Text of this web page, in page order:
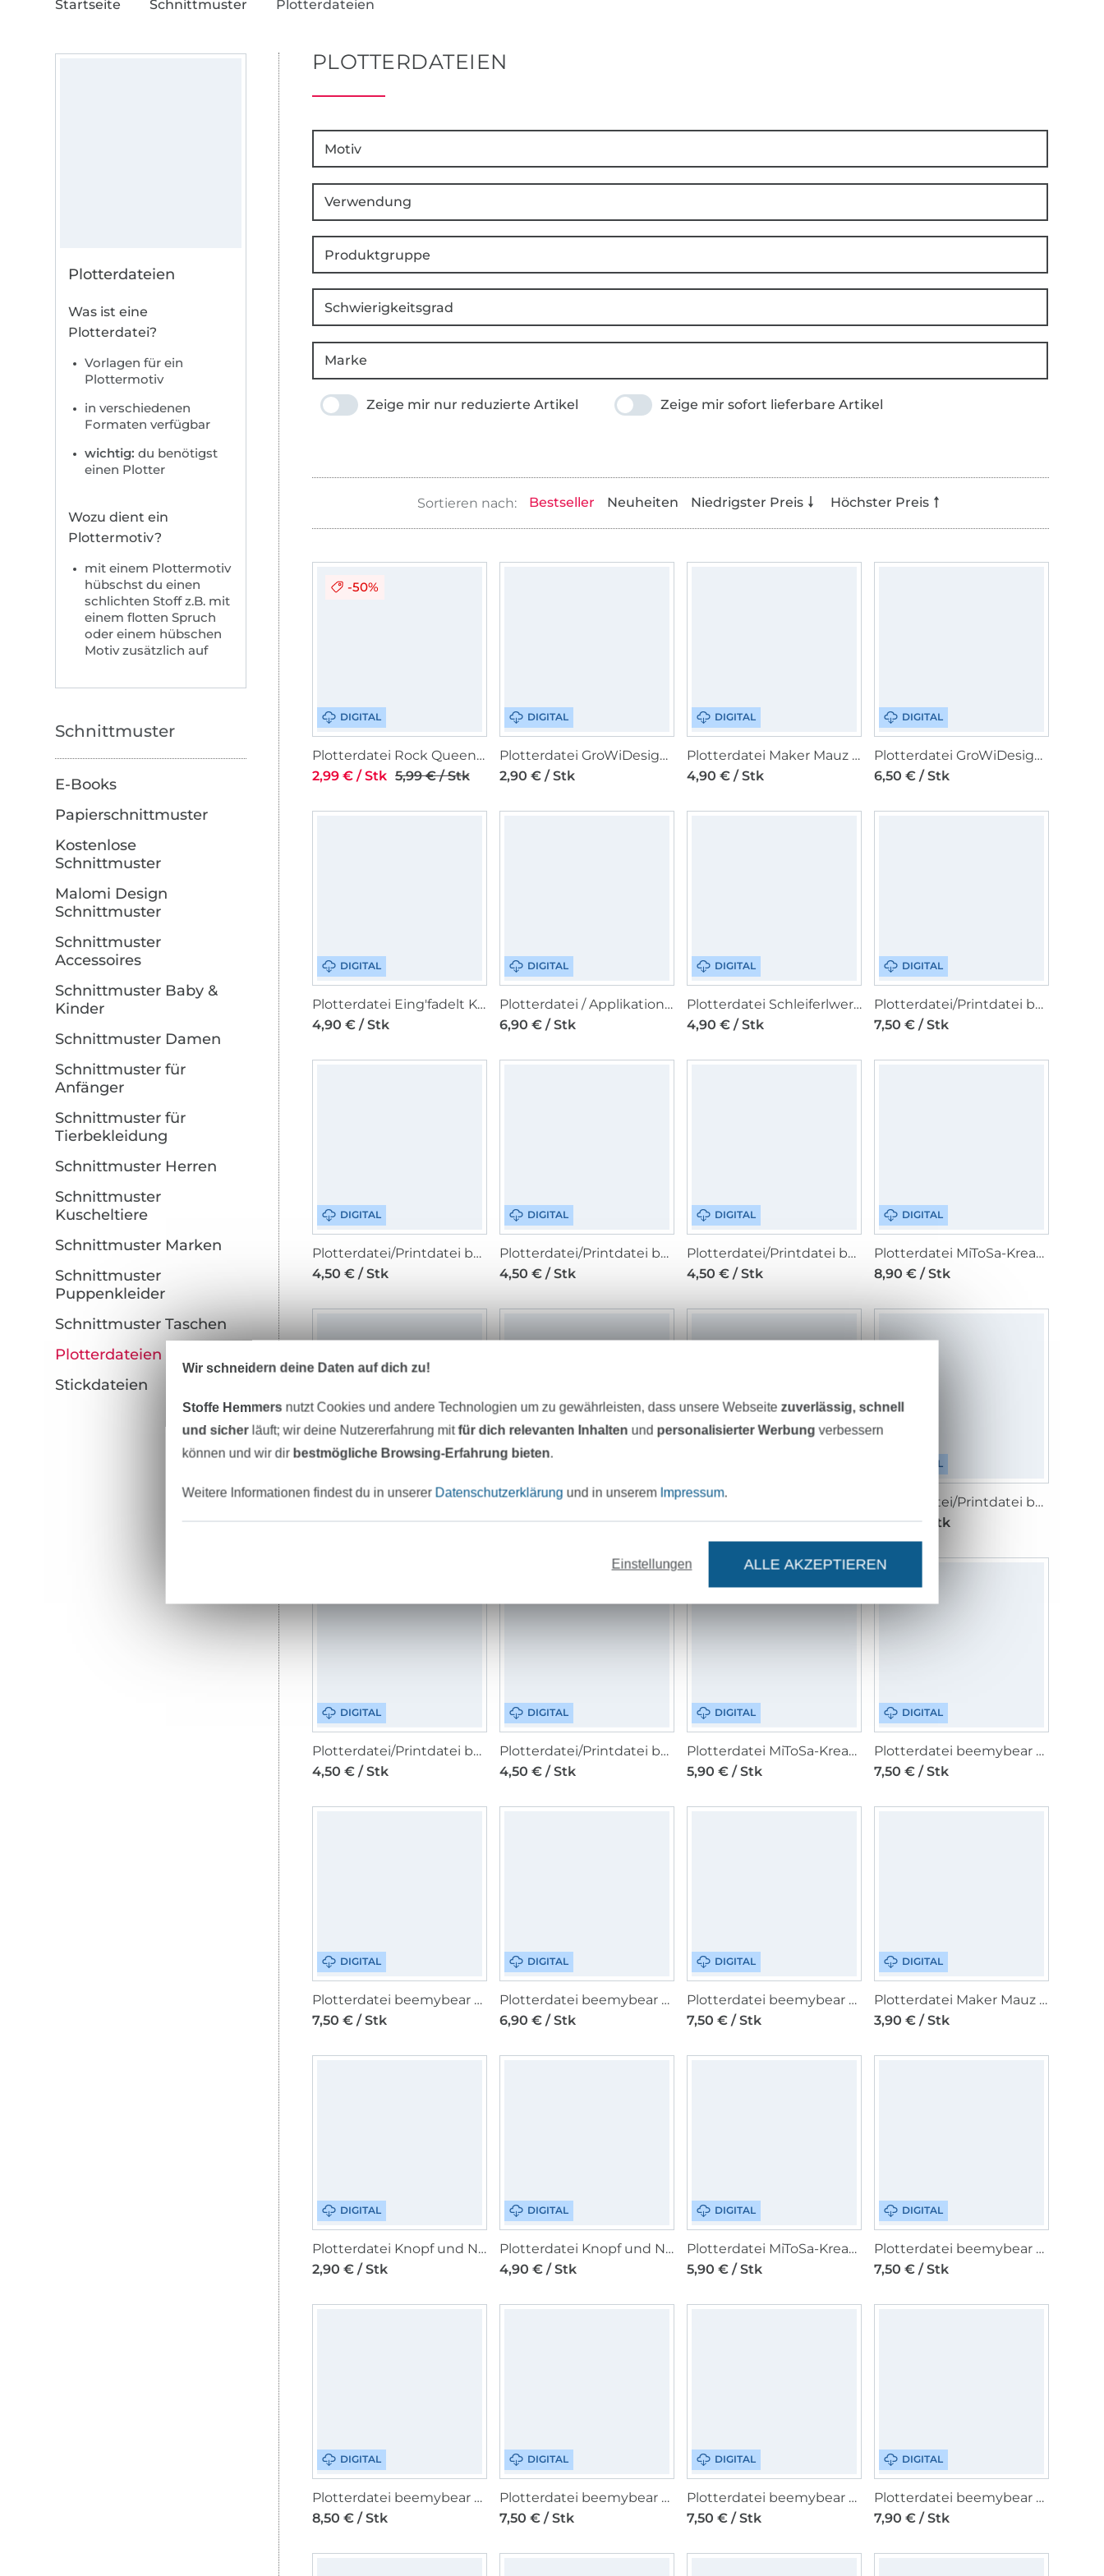
Startseite Schnittmuster Plotterdateien
Plotterdateien
Was ist eine
Plotterdatei?
Vorlagen für ein
Plottermotiv
in verschiedenen
Formaten verfügbar
wichtig: du benötigst
einen Plotter
Wozu dient ein
Plottermotiv?
mit einem Plottermotiv
hübschst du einen
schlichten Stoff z.B. mit
einem flotten Spruch
oder einem hübschen
Motiv zusätzlich auf
Schnittmuster
E-Books
Papierschnittmuster
Kostenlose
Schnittmuster
Malomi Design
Schnittmuster
Schnittmuster
Accessoires
Schnittmuster Baby &
Kinder
Schnittmuster Damen
Schnittmuster für
Anfänger
Schnittmuster für
Tierbekleidung
Schnittmuster Herren
Schnittmuster
Kuscheltiere
Schnittmuster Marken
Schnittmuster
Puppenkleider
Schnittmuster Taschen
Plotterdateien
Stickdateien
PLOTTERDATEIEN
Motiv
Verwendung
Produktgruppe
Schwierigkeitsgrad
Marke
Zeige mir nur reduzierte Artikel Zeige mir sofort lieferbare Artikel
Bestseller Neuheiten Niedrigster Preis Höchster Preis
DIGITAL
-50%
Plotterdatei Rock Queen Mohnblumen
2,99 € / Stk 5,99 € / Stk
DIGITAL
Plotterdatei GroWiDesign Oster Geschenk Anhänger
2,90 € / Stk
DIGITAL
Plotterdatei Maker Mauz Geburtstagskarte
4,90 € / Stk
DIGITAL
Plotterdatei GroWiDesign Katzen Baukasten
6,50 € / Stk
DIGITAL
Plotterdatei Eing'fadelt Kolibri
4,90 € / Stk
DIGITAL
Plotterdatei / Applikationsvorlage Schleiferlwerk Letter League
6,90 € / Stk
DIGITAL
Plotterdatei Schleiferlwerk Leo Herz
4,90 € / Stk
DIGITAL
Plotterdatei/Printdatei beemybear Merry Snailmas
7,50 € / Stk
DIGITAL
Plotterdatei/Printdatei beemybear Winterrezept
4,50 € / Stk
DIGITAL
Plotterdatei/Printdatei beemybear Weihnachtsrezept
4,50 € / Stk
DIGITAL
Plotterdatei/Printdatei beemybear Neujahrsrezept
4,50 € / Stk
DIGITAL
Plotterdatei MiToSa-Kreativ Pferdeliebe
8,90 € / Stk
DIGITAL
Plotterdatei MiToSa-Kreativ Queen & King of Hearts
5,90 € / Stk
Plotterdatei/Schneidedatei beemybear Tüte voller Liebe
7,50 € / Stk
7,50 € / Stk
DIGITAL
Plotterdatei/Printdatei beemybear Glücksrezept
4,50 € / Stk
DIGITAL
Plotterdatei/Printdatei beemybear Freundschaftsrezept
4,50 € / Stk
DIGITAL
Plotterdatei/Printdatei beemybear Familienrezept
4,50 € / Stk
DIGITAL
Plotterdatei MiToSa-Kreativ Lemon Squeezy
5,90 € / Stk
DIGITAL
Plotterdatei beemybear Freundschaft
7,50 € / Stk
DIGITAL
Plotterdatei beemybear Weekend Vibes
7,50 € / Stk
DIGITAL
Plotterdatei beemybear Zum Abschied
6,90 € / Stk
DIGITAL
Plotterdatei beemybear Zitronenduft
7,50 € / Stk
DIGITAL
Plotterdatei Maker Mauz Boho Mandala
3,90 € / Stk
DIGITAL
Plotterdatei Knopf und Nadel Kleiner Drache
2,90 € / Stk
DIGITAL
Plotterdatei Knopf und Nadel Tasche mit Wildblumen 3er Set
4,90 € / Stk
DIGITAL
Plotterdatei MiToSa-Kreativ Sound Bunny Family
5,90 € / Stk
DIGITAL
Plotterdatei beemybear Taschenfieber 2
7,50 € / Stk
DIGITAL
Plotterdatei beemybear Time for coffee
8,50 € / Stk
DIGITAL
Plotterdatei beemybear Time for tea
7,50 € / Stk
DIGITAL
Plotterdatei beemybear Affirmationen Kids
7,50 € / Stk
DIGITAL
Plotterdatei beemybear Bierdurst
7,90 € / Stk
Wir schneidern deine Daten auf dich zu!
Stoffe Hemmers nutzt Cookies und andere Technologien um zu gewährleisten, dass unsere Webseitezuverlässig, schnell
und sicherläuft; wir deine Nutzererfahrung mitfür dich relevanten Inhalten und personalisierter Werbung verbessern
können und wir dir bestmögliche Browsing-Erfahrung bieten.
Weitere Informationen findest du in unserer Datenschutzerklärung und in unserem Impressum.
Einstellungen ALLE AKZEPTIEREN